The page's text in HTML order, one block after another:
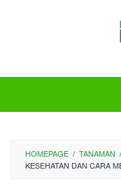
HOMEPAGE / TANAMAN /
KESEHATAN DAN CARA